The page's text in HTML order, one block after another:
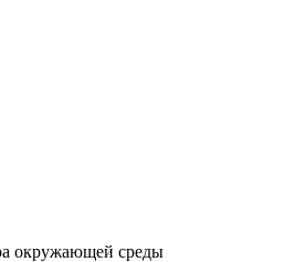
окружающей среды